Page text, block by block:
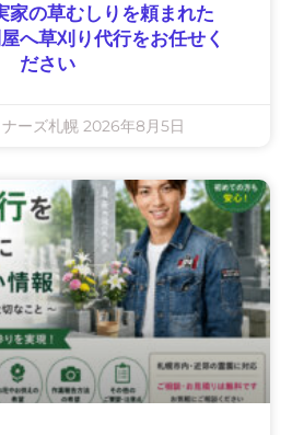
家の草むしりを頼まれた
へ草刈り代行をお任せく
ださい
ーズ札幌 2026年8月5日